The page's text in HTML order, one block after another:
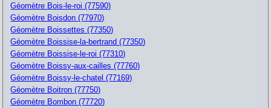
Géomètre Bois-le-roi (77590)
Géomètre Boisdon (77970)
Géomètre Boissettes (77350)
Géomètre Boissise-la-bertrand (77350)
Géomètre Boissise-le-roi (77310)
Géomètre Boissy-aux-cailles (77760)
Géomètre Boissy-le-chatel (77169)
Géomètre Boitron (77750)
Géomètre Bombon (77720)